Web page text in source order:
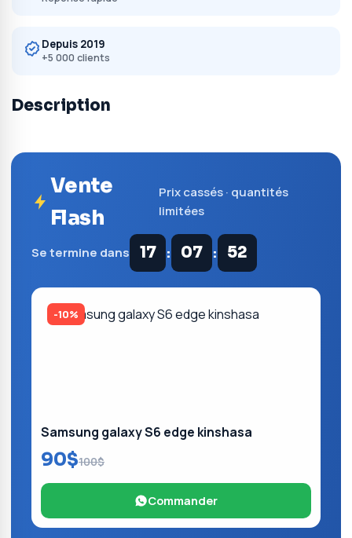
Depuis 2019
+5 000 clients
Description
Vente
Flash
Prix cassés · quantités
limitées
Se termine dans 17 : 07 : 52
-10%
Samsung galaxy S6 edge kinshasa
90$100$
Commander